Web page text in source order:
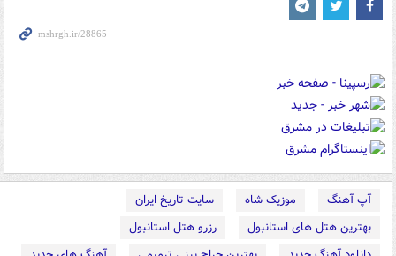
آپ آهنگ موزیک شاه
سایت تاریخ ایران
بهترین هتل های استانبول
رزرو هتل استانبول